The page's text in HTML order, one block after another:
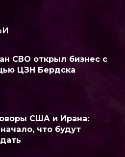
СВО открыл бизнес с
ЦЗН Бердска
США и Ирана:
что будут